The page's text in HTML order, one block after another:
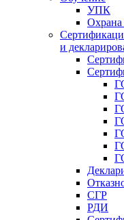
УПК
Охрана
и
СГР
РДИ